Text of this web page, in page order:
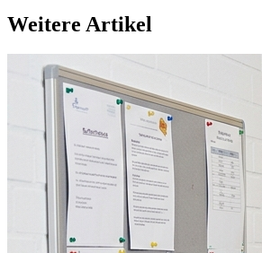
Weitere Artikel